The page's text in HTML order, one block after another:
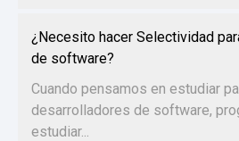
¿Necesito hacer Selectividad
de software?
Cuando pensamos en estudiar
desarrolladores de software,
estudiar...